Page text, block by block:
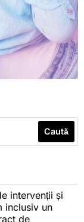
Caută
intervenții și
inclusiv un
de